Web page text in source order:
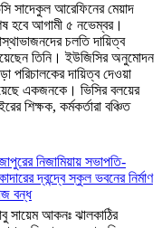
সাদেকুল আরেফিনের মেয়াদ
হবে আগামী ৫ নভেম্বর।
চলতি দায়িত্ব
তিনি। ইউজিসির অনুমোদন
পরিচালকের দায়িত্ব দেওয়া
একজনকে। ভিসির বলয়ের
শিক্ষক, কর্মকর্তারা বঞ্চিত
নিজামিয়ায় সভাপতি-
দ্বন্দ্বে স্কুল ভবনের নির্মাণ
বন্ধ
সায়েম আকনঃ ঝালকাঠির